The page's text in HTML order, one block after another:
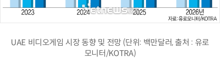
UAE 비디오게임 시장 동향 및 전망 (단위: 백만달러, 출처 : 유로
모니터/KOTRA)